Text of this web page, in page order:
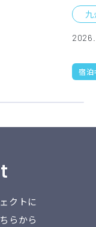
宿泊
クトに
らから